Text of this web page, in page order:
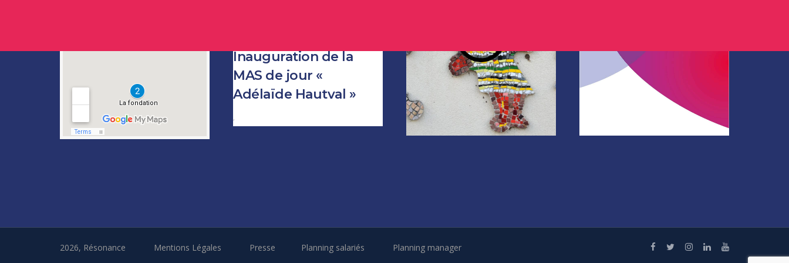
Inauguration de la
MAS de jour «
Adélaïde Hautval »
2026, Résonance Mentions Légales Presse Planning salariés Planning manager